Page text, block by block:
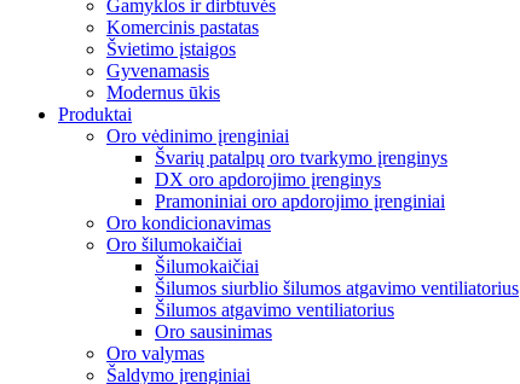
Gamyklos ir dirbtuvės
Komercinis pastatas
Švietimo įstaigos
Gyvenamasis
Modernus ūkis
Produktai
Oro vėdinimo įrenginiai
Švarių patalpų oro tvarkymo įrenginys
DX oro apdorojimo įrenginys
Pramoniniai oro apdorojimo įrenginiai
Oro kondicionavimas
Oro šilumokaičiai
Šilumokaičiai
Šilumos siurblio šilumos atgavimo ventiliatorius
Šilumos atgavimo ventiliatorius
Oro sausinimas
Oro valymas
Šaldymo įrenginiai